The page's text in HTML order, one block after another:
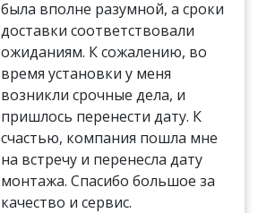
была вполне разумной, а сроки
доставки соответствовали
ожиданиям. К сожалению, во
время установки у меня
возникли срочные дела, и
пришлось перенести дату. К
счастью, компания пошла мне
на встречу и перенесла дату
монтажа. Спасибо большое за
качество и сервис.